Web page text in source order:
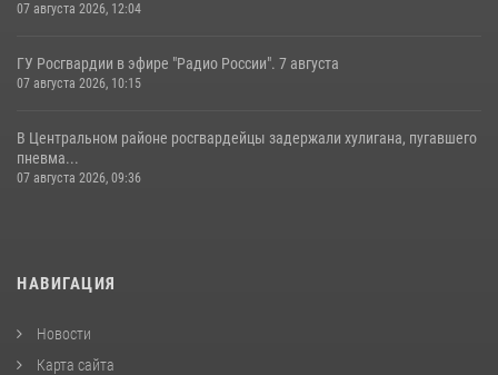
07 августа 2026, 12:04
ГУ Росгвардии в эфире "Радио России". 7 августа
07 августа 2026, 10:15
В Центральном районе росгвардейцы задержали хулигана, пугавшего
пневма...
07 августа 2026, 09:36
НАВИГАЦИЯ
Новости
Карта сайта